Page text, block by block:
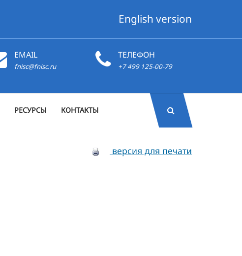
English version
EMAIL
fnisc@fnisc.ru
ТЕЛЕФОН
+7 499 125-00-79
РЕСУРСЫ КОНТАКТЫ
версия для печати